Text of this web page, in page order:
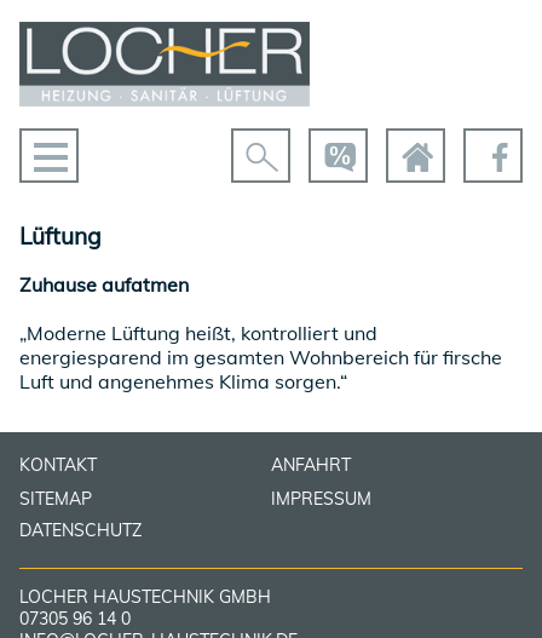
Lüftung
Zuhause aufatmen
„Moderne Lüftung heißt, kontrolliert und
energiesparend im gesamten Wohnbereich für firsche
Luft und angenehmes Klima sorgen.“
KONTAKT
ANFAHRT
SITEMAP
IMPRESSUM
DATENSCHUTZ
LOCHER HAUSTECHNIK GMBH
07305 96 14 0